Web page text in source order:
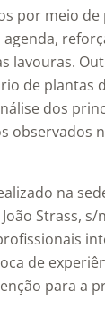
por meio
lavouras.
de plantas
dos
observados
na
Strass,
de
para a